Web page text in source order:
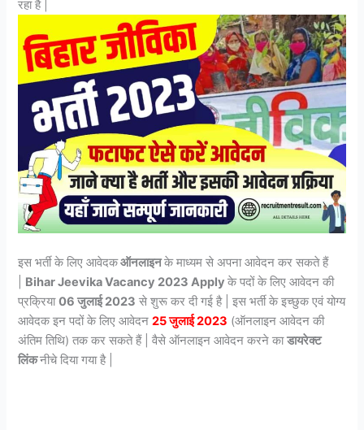
रहा है |
इस भर्ती के लिए आवेदकऑनलाइनके माध्यम से अपना आवेदन कर सकते हैं
Bihar Jeevika Vacancy 2023 Applyके पदों के लिए आवेदन की
प्रक्रिया06 जुलाई 2023 से शुरू कर दी गई है | इस भर्ती के इच्छुक एवं योग्य
आवेदक इन पदों के लिए आवेदन25 जुलाई 2023 (ऑनलाइन आवेदन की
अंतिम तिथि) तक कर सकते हैं | वैसे ऑनलाइन आवेदन करने काडायरेक्ट
लिंकनीचे दिया गया है |